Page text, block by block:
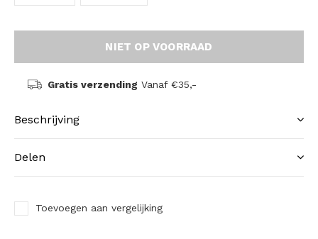
NIET OP VOORRAAD
Gratis verzending Vanaf €35,-
Beschrijving
Delen
Toevoegen aan vergelijking